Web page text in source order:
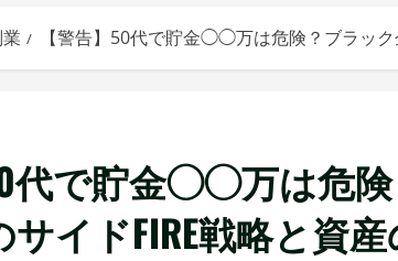
【警告】50代で貯金◯◯万は危険？ブラッ
代で貯金◯◯万は危
イドFIRE戦略と資